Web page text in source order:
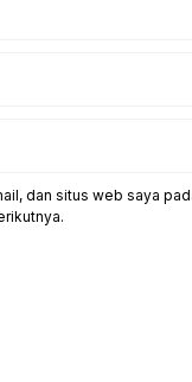
dan situs web saya